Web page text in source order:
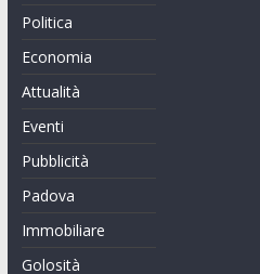
Politica
Economia
Attualità
Eventi
Pubblicità
Padova
Immobiliare
Golosità